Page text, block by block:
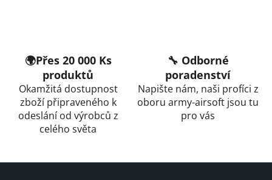
i
s
🌍Přes 20 000 Ks
produktů
Okamžitá dostupnost
zboží připraveného k
odeslání od výrobců z
celého světa
🔧 Odborné
poradenství
Napište nám, naši profíci z
oboru army-airsoft jsou tu
pro vás
Z